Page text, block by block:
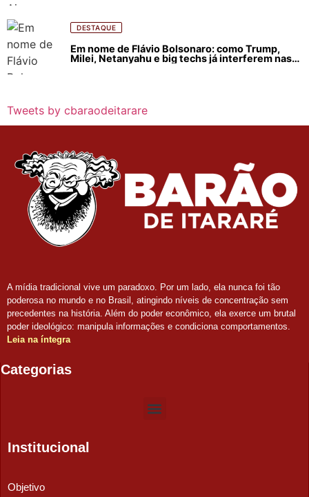
DESTAQUE
Em nome de Flávio Bolsonaro: como Trump,
Milei, Netanyahu e big techs já interferem nas
Tweets by cbaraodeitarare
A mídia tradicional vive um paradoxo. Por um lado, ela nunca foi tão
poderosa no mundo e no Brasil, atingindo níveis de concentração sem
precedentes na história. Além do poder econômico, ela exerce um brutal
poder ideológico: manipula informações e condiciona comportamentos.
Leia na íntegra
Categorias
Institucional
Objetivo